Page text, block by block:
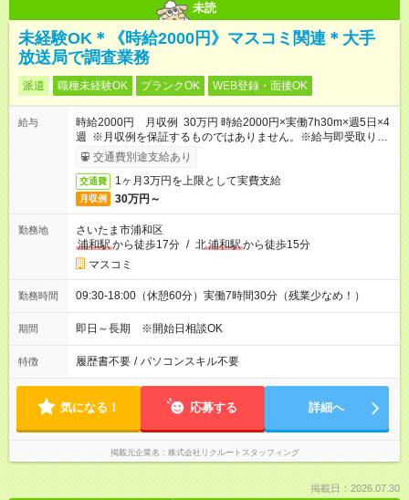
未読
未経験OK＊《時給2000円》マスコミ関連＊大手
放送局で調査業務
派遣 職種未経験OK ブランクOK WEB登録・面接OK
給与
時給2000円 月収例 30万円 時給2000円×実働7h30m×週5日×4
週 ※月収例を保証するものではありません。※給与即受取りサ
ービス利用可（利用条件有）
交通費別途支給あり
交通費 1ヶ月3万円を上限として実費支給
月収例 30万円～
勤務地
さいたま市浦和区
浦和駅から徒歩17分 / 北浦和駅から徒歩15分
マスコミ
勤務時間 09:30-18:00（休憩60分）実働7時間30分（残業少なめ！）
期間 即日～長期 ※開始日相談OK
特徴 履歴書不要 / パソコンスキル不要
気になる！ 応募する 詳細へ
掲載元企業名 株式会社リクルートスタッフィング
掲載日：2026.07.30